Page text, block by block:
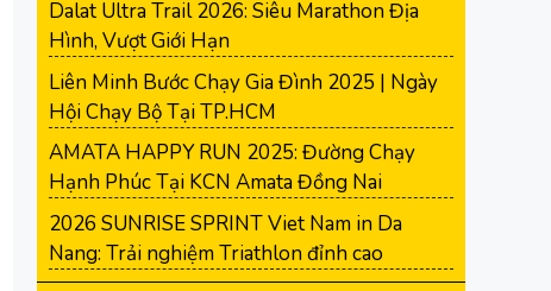
Dalat Ultra Trail 2026: Siêu Marathon Địa
Hình, Vượt Giới Hạn
Liên Minh Bước Chạy Gia Đình 2025 | Ngày
Hội Chạy Bộ Tại TP.HCM
AMATA HAPPY RUN 2025: Đường Chạy
Hạnh Phúc Tại KCN Amata Đồng Nai
2026 SUNRISE SPRINT Viet Nam in Da
Nang: Trải nghiệm Triathlon đỉnh cao